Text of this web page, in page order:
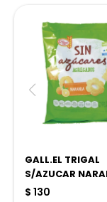
GALL.EL TRIGAL
S/AZUCAR
150G
$ 130